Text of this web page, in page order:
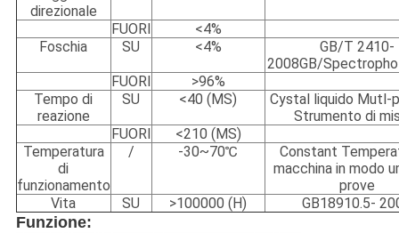
direzionale
FUORI
<4%
Foschia
SU <4%
GB/T 2410-
2008GB/
FUORI
>96%
Tempo di
reazione
SU <40 (MS)
Cystal liquido Mutl-
Strumento di
FUORI
<210 (MS)
Temperatura
di
funzionamento
/ -30~70℃
Constant
macchina in modo
prove
Vita
SU >100000 (H) GB18910.5-
Funzione: